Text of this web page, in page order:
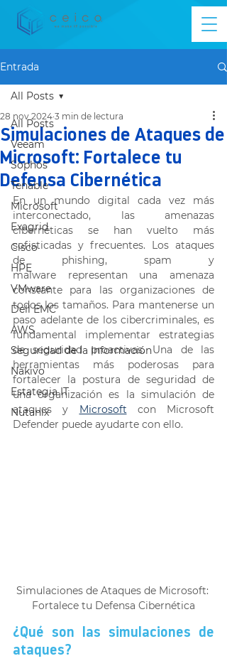
Entrada
All Posts
Veeam
Sophos
Tenable
Microsoft
Exagrid
Cisco
HPE
VMware
Dell EMC
AWS
Seguridad de la Información
Nakivo
Estategia IT
Nutanix
All Posts
Simulaciones de Ataques de
Microsoft: Fortalece tu
Defensa Cibernética
28 nov 2024 3 min de lectura
En un mundo digital cada vez más
interconectado, las amenazas
cibernéticas se han vuelto más
sofisticadas y frecuentes. Los ataques
de phishing, spam y
malware representan una amenaza
constante para las organizaciones de
todos los tamaños. Para mantenerse un
paso adelante de los cibercriminales, es
fundamental implementar estrategias
de seguridad proactivas. Una de las
herramientas más poderosas para
fortalecer la postura de seguridad de
una organización es la simulación de
ataques y Microsoft con Microsoft
Defender puede ayudarte con ello.
Simulaciones de Ataques de Microsoft:
Fortalece tu Defensa Cibernética
¿Qué son las simulaciones de
ataques?